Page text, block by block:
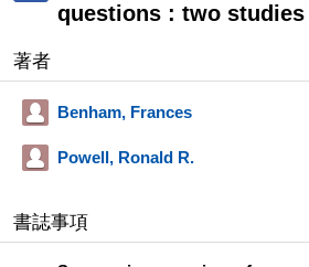
questions : two studies
著者
Benham, Frances
Powell, Ronald R.
書誌事項